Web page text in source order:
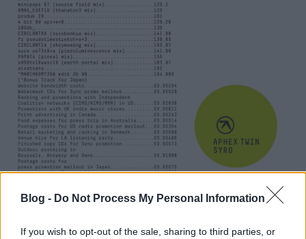
Blog - Do Not Process My Personal Information
If you wish to opt-out of the sale, sharing to third parties, or